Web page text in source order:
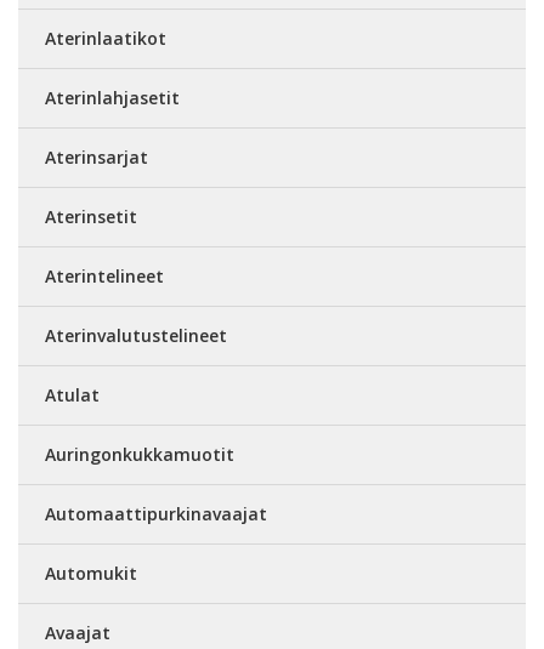
Aterinlaatikot
Aterinlahjasetit
Aterinsarjat
Aterinsetit
Aterintelineet
Aterinvalutustelineet
Atulat
Auringonkukkamuotit
Automaattipurkinavaajat
Automukit
Avaajat